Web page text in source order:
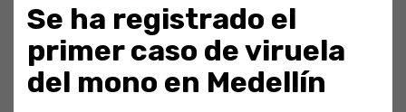
Se ha registrado el
primer caso de viruela
del mono en Medellín